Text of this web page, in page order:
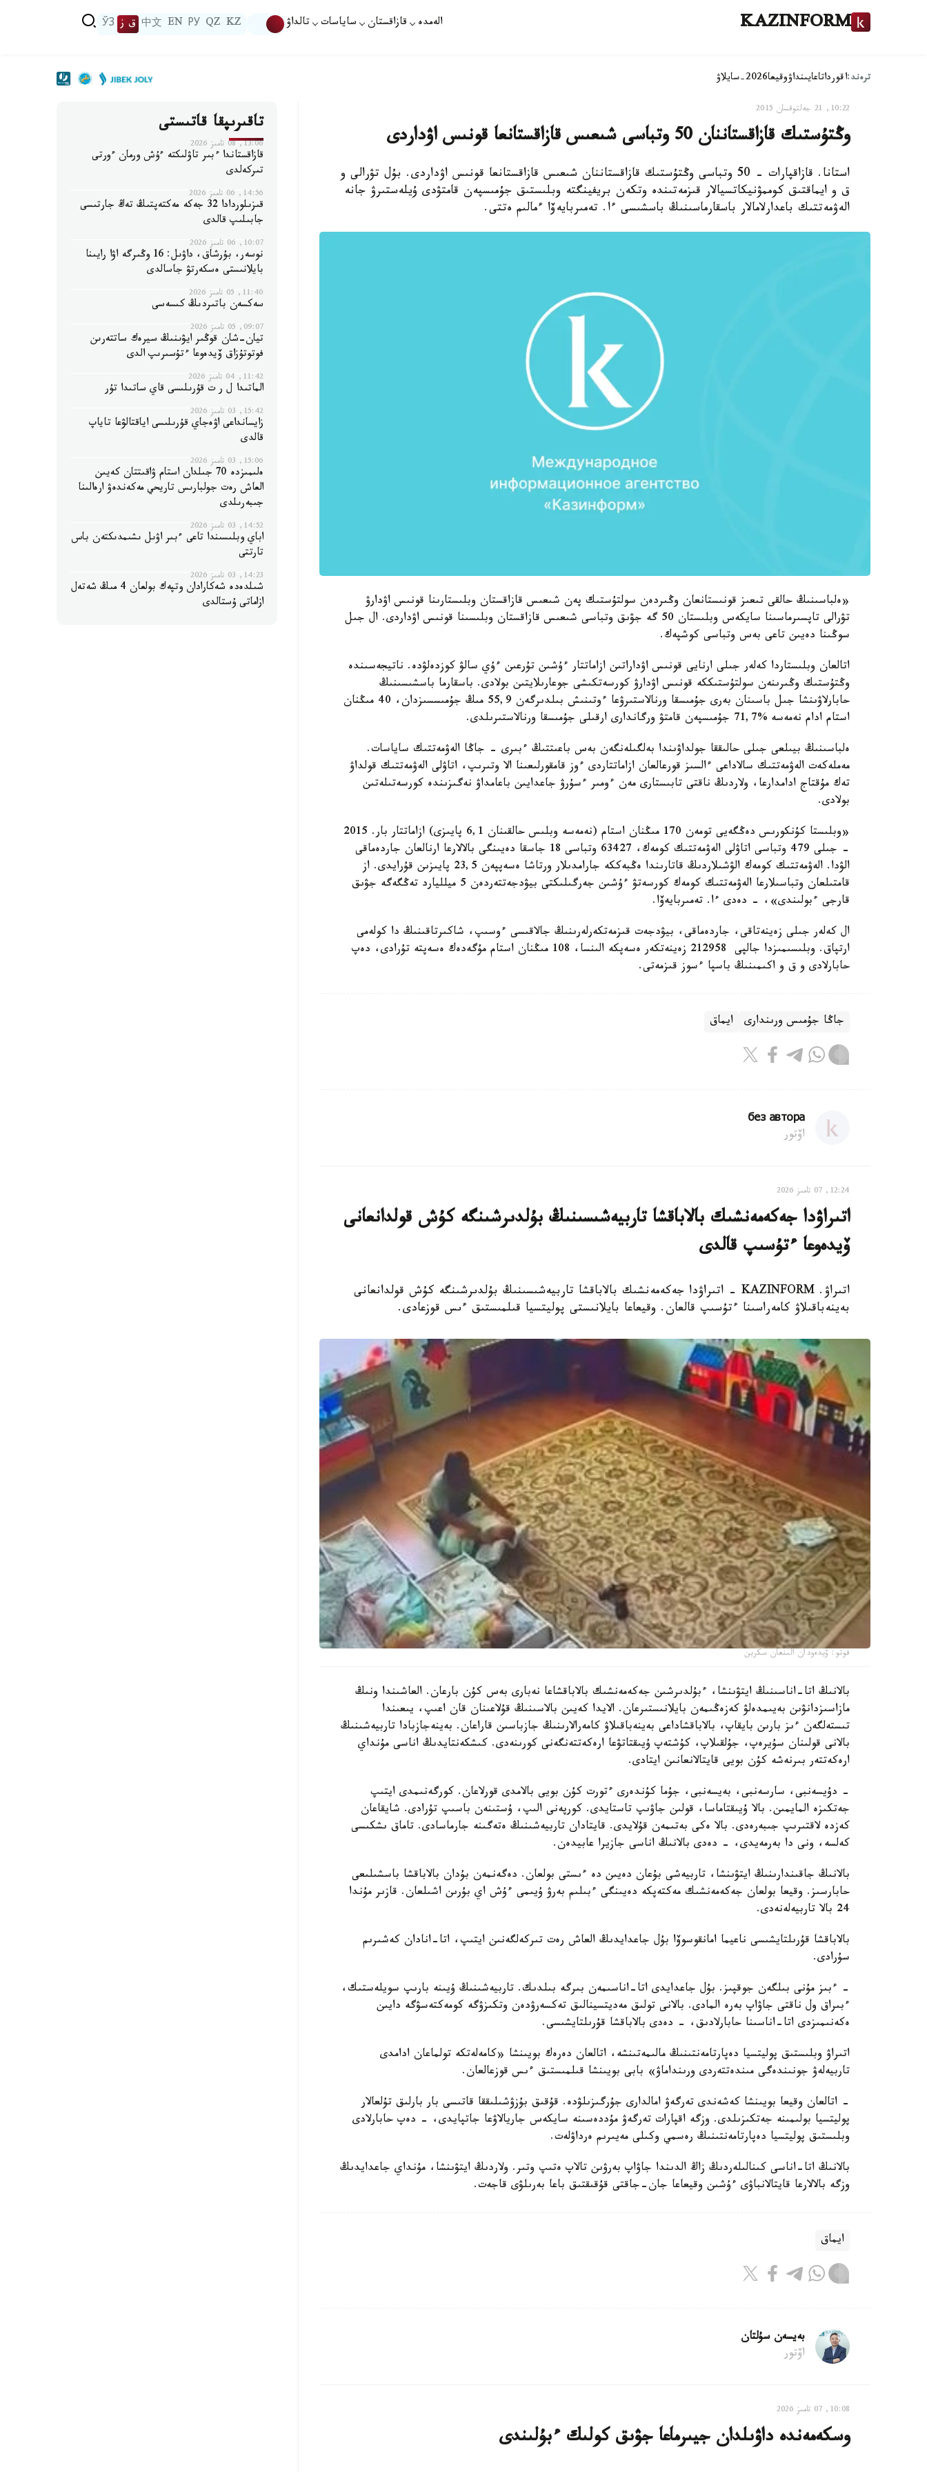
KAZINFORM الەمدە قازاقستان ساياسات تالداۋ KZ
QZ
РУ
EN
中文 ق ز ЎЗ
ترەند:اقورداتاعايىنداۋوقيعا2026-سايلاۋ
10:22, 21 جەلتوقسان 2015
وڭتۇستىك قازاقستاننان 50 وتباسى شىعىس قازاقستانعا قونىس اۋداردى
استانا. قازاقپارات - 50 وتباسى وڭتۇستىك قازاقستاننان شىعىس قازاقستانعا قونىس اۋداردى. بۇل تۋرالى و
ق و ايماقتىق كوممۋنيكاتسيالار قىزمەتىندە وتكەن بريفينگتە وبلىستىق جۇمىسپەن قامتۋدى ۇيلەستىرۋ جانە
الەۋمەتتىك باعدارلامالار باسقارماسىنىڭ باسشىسى ءا. تەمىربايەۆا ءمالىم ەتتى.
«ەلباسىنىڭ حالقى تىعىز قونىستانعان وڭىردەن سولتۇستىك پەن شىعىس قازاقستان وبلىستارىنا قونىس اۋدارۋ
تۋرالى تاپسىرماسىنا سايكەس وبلىستان 50 گە جۋىق وتباسى شىعىس قازاقستان وبلىسىنا قونىس اۋداردى. ال جىل
سوڭىنا دەيىن تاعى بەس وتباسى كوشپەك.
اتالعان وبلىستاردا كەلەر جىلى ارنايى قونىس اۋداراتىن ازاماتتار ءۇشىن تۇرعىن ءۇي سالۋ كوزدەلۋدە. ناتيجەسىندە
وڭتۇستىك وڭىرىنەن سولتۇستىككە قونىس اۋدارۋ كورسەتكىشى جوعارىلايتىن بولادى. باسقارما باسشىسىنىڭ
حابارلاۋىنشا جىل باسىنان بەرى جۇمىسقا ورنالاستىرۋعا ءوتىنىش بىلدىرگەن 55,9 مىڭ جۇمىسسىزدان، 40 مىڭنان
استام ادام نەمەسە %71,7 جۇمىسپەن قامتۋ ورگاندارى ارقىلى جۇمىسقا ورنالاستىرىلدى.
ەلباسىنىڭ بيىلعى جىلى حالىققا جولداۋىندا بەلگىلەنگەن بەس باعىتتىڭ ءبىرى - جاڭا الەۋمەتتىك ساياسات.
مەملەكەت الەۋمەتتىك سالاداعى ءالسىز قورعالعان ازاماتتاردى ءوز قامقورلىعىنا الا وتىرىپ، اتاۋلى الەۋمەتتىك قولداۋ
تەك مۇقتاج ادامدارعا، ولاردىڭ ناقتى تابىستارى مەن ءومىر ءسۇرۋ جاعدايىن باعامداۋ نەگىزىندە كورسەتىلەتىن
بولادى.
«وبلىستا كۇنكورىس دەڭگەيى تومەن 170 مىڭنان استام (نەمەسە وبلىس حالقىنان 6,1 پايىزى) ازاماتتار بار. 2015
- جىلى 479 وتباسى اتاۋلى الەۋمەتتىك كومەك، 63427 وتباسى 18 جاسقا دەيىنگى بالالارعا ارنالعان جاردەماقى
الۋدا. الەۋمەتتىك كومەك الۋشىلاردىڭ قاتارىندا ەڭبەككە جارامدىلار ورتاشا ەسەپپەن 23,5 پايىزىن قۇرايدى. از
قامتىلعان وتباسىلارعا الەۋمەتتىك كومەك كورسەتۋ ءۇشىن جەرگىلىكتى بيۋدجەتتەردەن 5 ميلليارد تەڭگەگە جۋىق
قارجى ءبولىندى»، - دەدى ءا. تەمىربايەۆا.
ال كەلەر جىلى زەينەتاقى، جاردەماقى، بيۋدجەت قىزمەتكەرلەرىنىڭ جالاقىسى ءوسىپ، شاكىرتاقىنىڭ دا كولەمى
ارتپاق. وبلىسىمىزدا جالپى 212958 زەينەتكەر ەسەپكە الىنسا، 108 مىڭنان استام مۇگەدەك ەسەپتە تۇرادى، دەپ
حابارلادى و ق و اكىمىنىڭ باسپا ءسوز قىزمەتى.
جاڭا جۇمىس ورىندارى ايماق
без автора
اۆتور
12:24, 07 تامىز 2026
اتىراۋدا جەكەمەنشىك بالاباقشا تاربيەشىسىنىڭ بۇلدىرشىنگە كۇش قولدانعانى
ۆيدەوعا ءتۇسىپ قالدى
اتىراۋ. KAZINFORM - اتىراۋدا جەكەمەنشىك بالاباقشا تاربيەشىسىنىڭ بۇلدىرشىنگە كۇش قولدانعانى
بەينەباقىلاۋ كامەراسىنا ءتۇسىپ قالعان. وقيعاعا بايلانىستى پوليتسيا قىلمىستىق ءىس قوزعادى.
فوتو: ۆيدەودان الىنعان سكرين
بالانىڭ اتا-اناسىنىڭ ايتۋىنشا، ءبۇلدىرشىن جەكەمەنشىك بالاباقشاعا نەبارى بەس كۇن بارعان. العاشىندا ونىڭ
مازاسىزدانۋىن بەيىمدەلۋ كەزەڭىمەن بايلانىستىرعان. الايدا كەيىن بالاسىنىڭ قۇلاعىنان قان اعىپ، يىعىندا
تىستەلگەن ءىز بارىن بايقاپ، بالاباقشاداعى بەينەباقىلاۋ كامەرالارىنىڭ جازباسىن قاراعان. بەينەجازبادا تاربيەشىنىڭ
بالانى قولىنان سۇيرەپ، جۇلقىلاپ، كۇشتەپ ۇيىقتاتۋعا ارەكەتتەنگەنى كورىنەدى. كىشكەنتايدىڭ اناسى مۇنداي
ارەكەتتەر بىرنەشە كۇن بويى قايتالانعانىن ايتادى.
- دۇيسەنبى، سارسەنبى، بەيسەنبى، جۇما كۇندەرى ءتورت كۇن بويى بالامدى قورلاعان. كورگەنىمدى ايتىپ
جەتكىزە المايمىن. بالا ۇيىقتاماسا، قولىن جاۋىپ تاستايدى. كورپەنى الىپ، ۇستىنەن باسىپ تۇرادى. شايقاعان
كەزدە لاقتىرىپ جىبەرەدى. بالا ەكى بەتىمەن قۇلايدى. قايتادان تاربيەشىنىڭ ەتەگىنە جارماسادى. تاماق ىشكىسى
كەلسە، ونى دا بەرمەيدى، - دەدى بالانىڭ اناسى جازيرا عابيدەن.
بالانىڭ جاقىندارىنىڭ ايتۋىنشا، تاربيەشى بۇعان دەيىن دە ءىستى بولعان. دەگەنمەن بۇدان بالاباقشا باسشىلىعى
حابارسىز. وقيعا بولعان جەكەمەنشىك مەكتەپكە دەيىنگى ءبىلىم بەرۋ ۇيىمى ءۇش اي بۇرىن اشىلعان. قازىر مۇندا
24 بالا تاربيەلەنەدى.
بالاباقشا قۇرىلتايشىسى ناعيما امانقوسوۆا بۇل جاعدايدىڭ العاش رەت تىركەلگەنىن ايتىپ، اتا-انادان كەشىرىم
سۇرادى.
- ءبىز مۇنى بىلگەن جوقپىز. بۇل جاعدايدى اتا-اناسىمەن بىرگە بىلدىك. تاربيەشىنىڭ ۇيىنە بارىپ سويلەستىك،
ءبىراق ول ناقتى جاۋاپ بەرە المادى. بالانى تولىق مەديتسينالىق تەكسەرۋدەن وتكىزۋگە كومەكتەسۋگە دايىن
ەكەنىمىزدى اتا-اناسىنا حابارلادىق، - دەدى بالاباقشا قۇرىلتايشىسى.
اتىراۋ وبلىستىق پوليتسيا دەپارتامەنتىنىڭ مالىمەتىنشە، اتالعان دەرەك بويىنشا «كامەلەتكە تولماعان ادامدى
تاربيەلەۋ جونىندەگى مىندەتتەردى ورىنداماۋ» بابى بويىنشا قىلمىستىق ءىس قوزعالعان.
- اتالعان وقيعا بويىنشا كەشەندى تەرگەۋ امالدارى جۇرگىزىلۋدە. قۇقىق بۇزۋشىلىققا قاتىسى بار بارلىق تۇلعالار
پوليتسيا بولىمىنە جەتكىزىلدى. وزگە اقپارات تەرگەۋ مۇددەسىنە سايكەس جاريالاۋعا جاتپايدى، - دەپ حابارلادى
وبلىستىق پوليتسيا دەپارتامەنتىنىڭ رەسمي وكىلى مەيىرىم ەرداۋلەت.
بالانىڭ اتا-اناسى كىنالىلەردىڭ زاڭ الدىندا جاۋاپ بەرۋىن تالاپ ەتىپ وتىر. ولاردىڭ ايتۋىنشا، مۇنداي جاعدايدىڭ
وزگە بالالارعا قايتالانباۋى ءۇشىن وقيعاعا جان-جاقتى قۇقىقتىق باعا بەرىلۋى قاجەت.
ايماق
بەيسەن سۇلتان
اۆتور
10:08, 07 تامىز 2026
وسكەمەندە داۋىلدان جيىرماعا جۋىق كولىك ءبۇلىندى
تاقىرىپقا قاتىستى
13:06, 08 تامىز 2026
قازاقستاندا ءبىر تاۋلىكتە ءۇش ورمان ءورتى
تىركەلدى
14:56, 06 تامىز 2026
قىزىلوردادا 32 جەكە مەكتەپتىڭ تەڭ جارتىسى
جابىلىپ قالدى
10:07, 06 تامىز 2026
نوسەر، بۇرشاق، داۋىل: 16 وڭىرگە اۋا رايىنا
بايلانىستى ەسكەرتۋ جاسالدى
11:40, 05 تامىز 2026
سەكسەن باتىردىڭ كىسەسى
09:07, 05 تامىز 2026
تيان-شان قوڭىر ايۋىنىڭ سيرەك ساتتەرىن
فوتوتۇزاق ۆيدەوعا ءتۇسىرىپ الدى
11:42, 04 تامىز 2026
الماتىدا ل ر ت قۇرىلىسى قاي ساتىدا تۇر
15:42, 03 تامىز 2026
زايسانداعى اۋەجاي قۇرىلىسى اياقتالۋعا تاياپ
قالدى
15:06, 03 تامىز 2026
ەلىمىزدە 70 جىلدان استام ۋاقىتتان كەيىن
العاش رەت جولبارىس تاريحي مەكەندەۋ ارەالىنا
جىبەرىلدى
14:52, 03 تامىز 2026
اباي وبلىسىندا تاعى ءبىر اۋىل ىشىمدىكتەن باس
تارتتى
14:23, 03 تامىز 2026
شىلدەدە شەكارادان وتپەك بولعان 4 مىڭ شەتەل
ازاماتى ۇستالدى